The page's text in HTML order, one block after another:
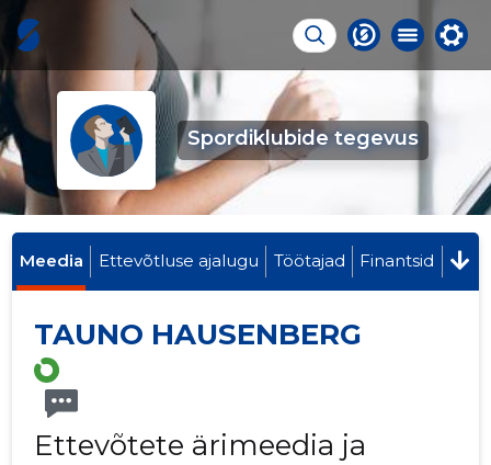
Spordiklubide tegevus
Meedia Ettevõtluse ajalugu Töötajad Finantsid
TAUNO HAUSENBERG
Ettevõtete ärimeedia ja